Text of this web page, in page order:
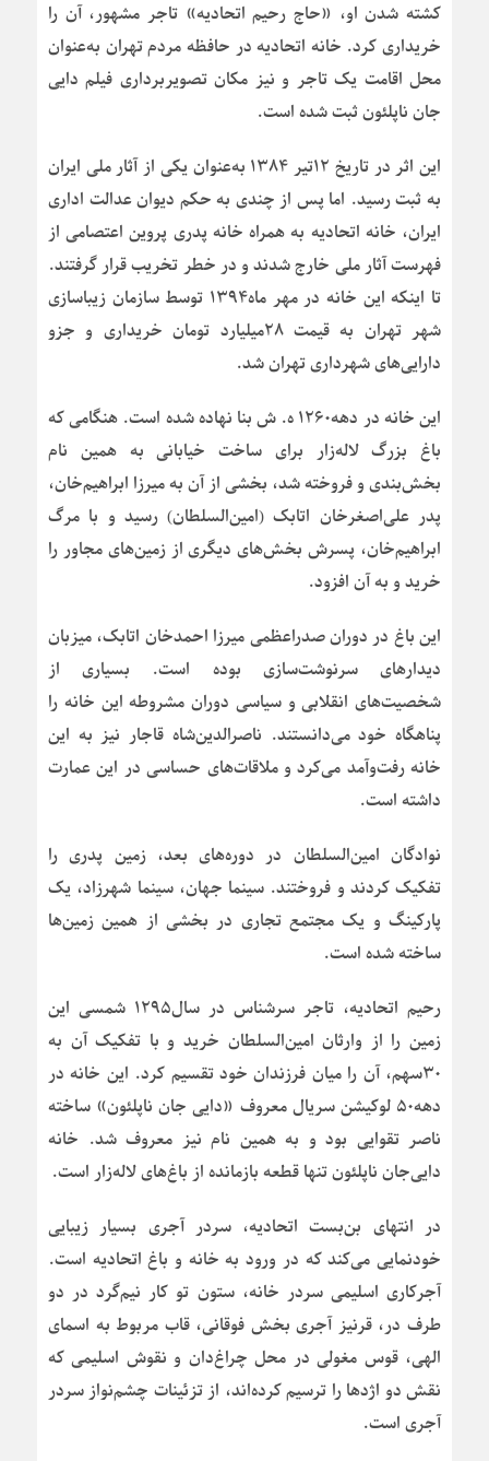
کشته شدن او، «حاج رحیم اتحادیه» تاجر مشهور، آن را
خریداری کرد. خانه اتحادیه در حافظه مردم تهران به‌عنوان
محل اقامت یک تاجر و نیز مکان تصویربرداری فیلم دایی
جان ناپلئون ثبت شده است.
این اثر در تاریخ ۱۲تیر ۱۳۸۴ به‌عنوان یکی از آثار ملی ایران
به ثبت رسید. اما پس از چندی به حکم دیوان عدالت اداری
ایران، خانه اتحادیه به همراه خانه پدری پروین اعتصامی از
فهرست آثار ملی خارج شدند و در خطر تخریب قرار گرفتند.
تا اینکه این خانه در مهر ماه۱۳۹۴ توسط سازمان زیباسازی
شهر تهران به قیمت ۲۸میلیارد تومان خریداری و جزو
دارایی‌های شهرداری تهران شد.
این خانه در دهه۱۲۶۰ ه. ش بنا نهاده شده است. هنگامی که
باغ بزرگ لاله‌زار برای ساخت خیابانی به همین نام
بخش‌بندی و فروخته شد، بخشی از آن به میرزا ابراهیم‌خان،
پدر علی‌اصغرخان اتابک (امین‌السلطان) رسید و با مرگ
ابراهیم‌خان، پسرش بخش‌های دیگری از زمین‌های مجاور را
خرید و به آن افزود.
این باغ در دوران صدراعظمی میرزا احمدخان اتابک، میزبان
دیدارهای سرنوشت‌سازی بوده است. بسیاری از
شخصیت‌های انقلابی و سیاسی دوران مشروطه این خانه را
پناهگاه خود می‌دانستند. ناصرالدین‌شاه قاجار نیز به این
خانه رفت‌وآمد می‌کرد و ملاقات‌های حساسی در این عمارت
داشته است.
نوادگان امین‌السلطان در دوره‌های بعد، زمین پدری را
تفکیک کردند و فروختند. سینما جهان، سینما شهرزاد، یک
پارکینگ و یک مجتمع تجاری در بخشی از همین زمین‌ها
ساخته شده است.
رحیم اتحادیه، تاجر سرشناس در سال۱۲۹۵ شمسی این
زمین را از وارثان امین‌السلطان خرید و با تفکیک آن به
۳۰سهم، آن را میان فرزندان خود تقسیم کرد. این خانه در
دهه۵۰ لوکیشن سریال معروف «دایی جان ناپلئون» ساخته
ناصر تقوایی بود و به همین نام نیز معروف شد. خانه
دایی‌جان ناپلئون تنها قطعه بازمانده از باغ‌های لاله‌زار است.
در انتهای بن‌بست اتحادیه، سردر آجری بسیار زیبایی
خودنمایی می‌کند که در ورود به خانه و باغ اتحادیه است.
آجرکاری اسلیمی سردر خانه، ستون تو کار نیم‌گرد در دو
طرف در، قرنیز آجری بخش فوقانی، قاب مربوط به اسمای
الهی، قوس مغولی در محل چراغ‌دان و نقوش اسلیمی که
نقش دو اژدها را ترسیم کرده‌اند، از تزئینات چشم‌نواز سردر
آجری است.